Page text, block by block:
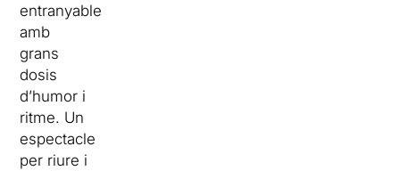
entranyable
amb
grans
dosis
d’humor i
ritme. Un
espectacle
per riure i